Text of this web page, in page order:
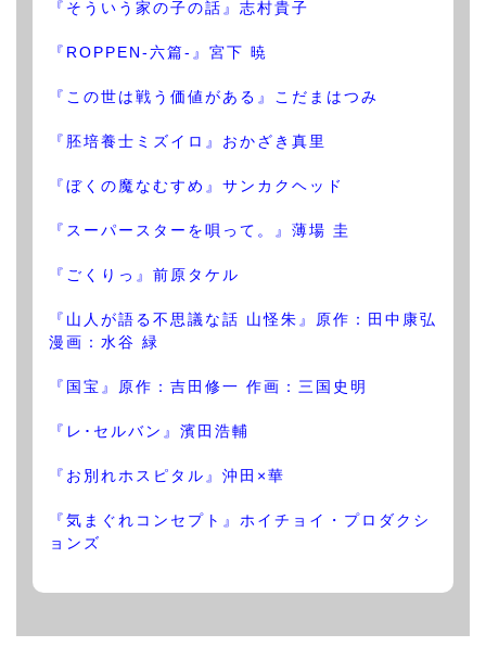
『そういう家の子の話』志村貴子
『ROPPEN-六篇-』宮下 暁
『この世は戦う価値がある』こだまはつみ
『胚培養士ミズイロ』おかざき真里
『ぼくの魔なむすめ』サンカクヘッド
『スーパースターを唄って。』薄場 圭
『ごくりっ』前原タケル
『山人が語る不思議な話 山怪朱』原作：田中康弘
漫画：水谷 緑
『国宝』原作：吉田修一 作画：三国史明
『レ･セルバン』濱田浩輔
『お別れホスピタル』沖田×華
『気まぐれコンセプト』ホイチョイ・プロダクシ
ョンズ